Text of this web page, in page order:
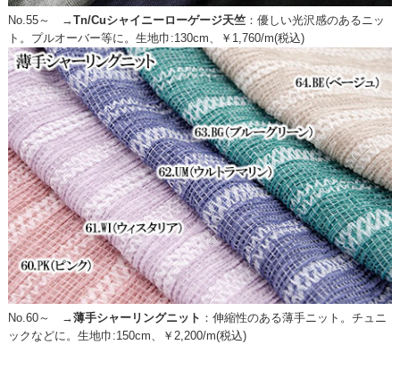
No.55～ →Tn/Cuシャイニーローゲージ天竺： 優しい光沢感のあるニッ
ト。プルオーバー等に。生地巾:130cm、￥1,760/m(税込)
No.60～ →薄手シャーリングニット ： 伸縮性のある薄手ニット。チュニ
ックなどに。生地巾:150cm、￥2,200/m(税込)